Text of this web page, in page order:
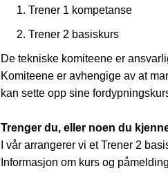
Trener 1 kompetanse
Trener 2 basiskurs
De tekniske komiteene er
Komiteene er avhengige av at
kan sette opp sine
Trenger du, eller noen du
I vår arrangerer vi et Trener 2
Informasjon om kurs og